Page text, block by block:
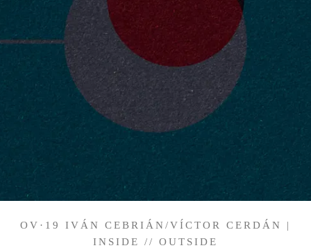
OV·19 IVÁN CEBRIÁN/VÍCTOR CERDÁN |
INSIDE // OUTSIDE